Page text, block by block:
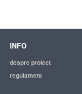
INFO
despre proiect
regulament